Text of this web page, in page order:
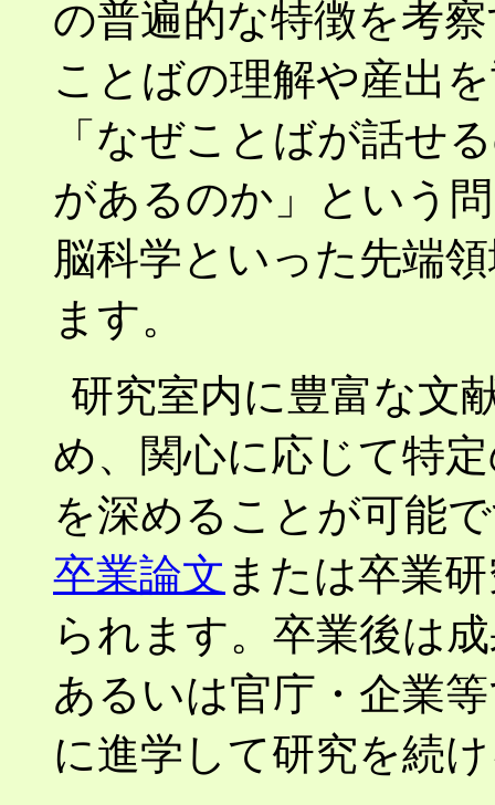
の普遍的な特徴を考
ことばの理解や産出
「なぜことばが話せ
があるのか」という
脳科学といった先端
ます。
研究室内に豊富な文
め、関心に応じて特
を深めることが可能
卒業論文 または卒業
られます。卒業後は
あるいは官庁・企業
に進学して研究を続